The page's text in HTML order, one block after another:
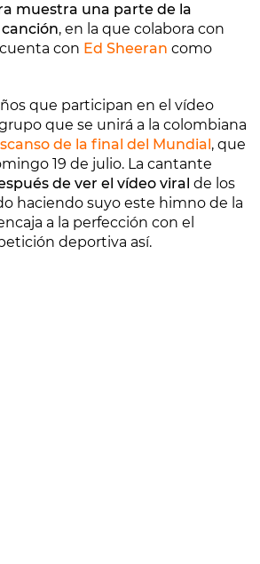
muestra una parte de la
, en la que colabora con
con Ed Sheeran como
que participan en el vídeo
que se unirá a la colombiana
de la final del Mundial, que
19 de julio. La cantante
de ver el vídeo viral de los
haciendo suyo este himno de la
a la perfección con el
deportiva así.